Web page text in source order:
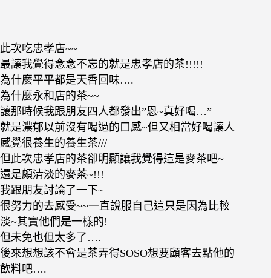
此次吃忠孝店~~
最讓我覺得念念不忘的就是忠孝店的茶!!!!!
為什麼平平都是天香回味….
為什麼永和店的茶~~
讓那時候我跟朋友四人都發出”恩~真好喝…”
就是濃郁以前沒有喝過的口感~但又相當好喝讓人
感覺很養生的養生茶///
但此次忠孝店的茶卻明顯讓我覺得這是麥茶吧~
還是頗清淡的麥茶~!!!
我跟朋友討論了一下~
很努力的去感受~~一直說服自己這只是因為比較
淡~其實他們是一樣的!
但未免也但太多了….
後來想想該不會是茶弄得SOSO想要顧客去點他的
飲料吧….